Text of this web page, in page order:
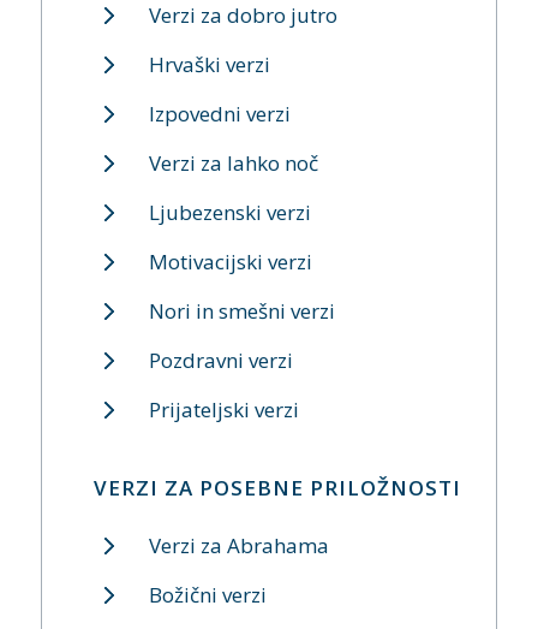
Verzi za dobro jutro
Hrvaški verzi
Izpovedni verzi
Verzi za lahko noč
Ljubezenski verzi
Motivacijski verzi
Nori in smešni verzi
Pozdravni verzi
Prijateljski verzi
VERZI ZA POSEBNE PRILOŽNOSTI
Verzi za Abrahama
Božični verzi